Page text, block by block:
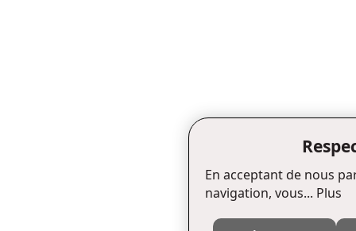
En acceptant de nous
navigation, vous... Plus